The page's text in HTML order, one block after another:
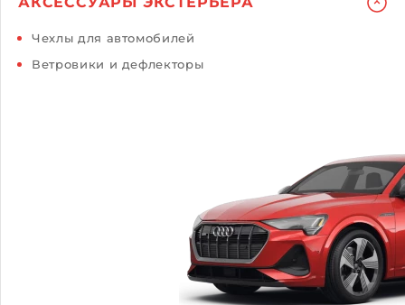
Чехлы для автомобилей
Ветровики и дефлекторы